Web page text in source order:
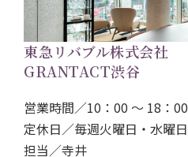
東急リバブル株式会社
GRANTACT渋谷
営業時間／10：00 ～ 18：00
定休日／毎週火曜日・水曜日
担当／寺井